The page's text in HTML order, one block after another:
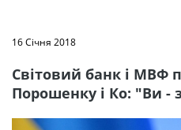
16 Січня 2018
Світовий банк і МВФ
Порошенку і Ко: "Ви -